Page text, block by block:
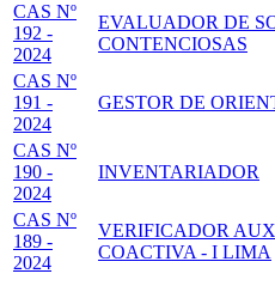
CAS Nº
192 -
2024
EVALUADOR DE
CONTENCIOSAS
CAS Nº
191 -
2024
GESTOR DE
CAS Nº
190 -
2024
INVENTARIADOR
CAS Nº
189 -
2024
VERIFICADOR
COACTIVA - I LIMA